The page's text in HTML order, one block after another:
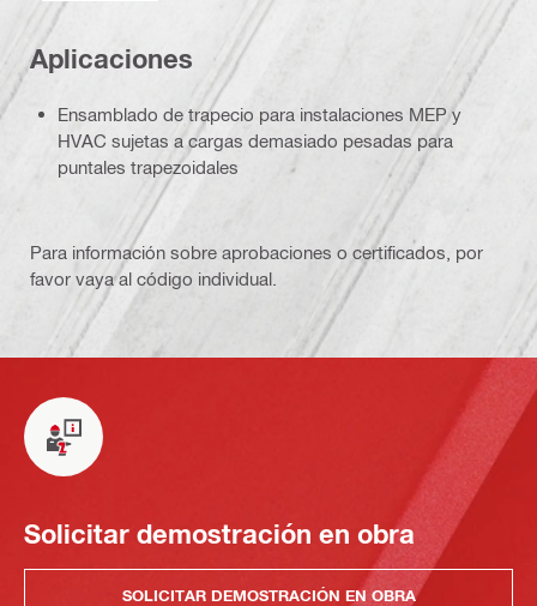
Aplicaciones
Ensamblado de trapecio para instalaciones MEP y
HVAC sujetas a cargas demasiado pesadas para
puntales trapezoidales
Para información sobre aprobaciones o certificados, por
favor vaya al código individual.
Solicitar demostración en obra
SOLICITAR DEMOSTRACIÓN EN OBRA